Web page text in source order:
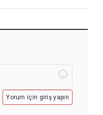
Yorum için giriş yapın